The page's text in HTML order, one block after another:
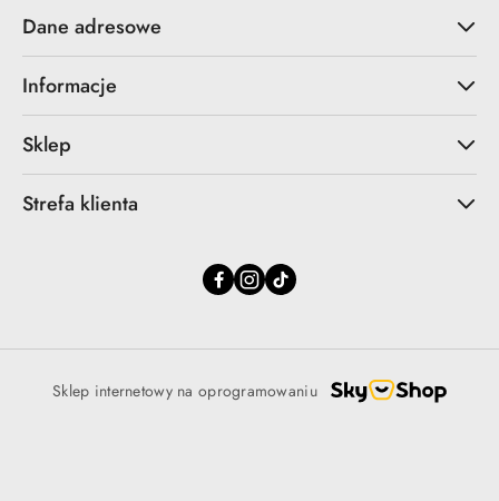
Dane adresowe
Informacje
Sklep
Strefa klienta
Sklep internetowy na oprogramowaniu